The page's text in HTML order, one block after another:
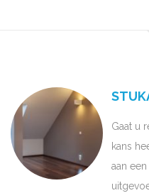
Gaat u
kans
aan